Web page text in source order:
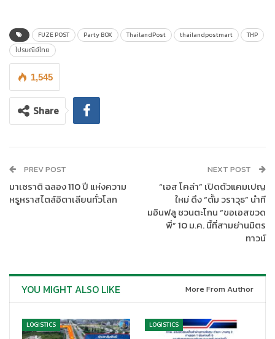
ดร.ดนันท์ สุภัทรพันธุ์ กรรมการผู้จัดการใหญ่ บริษัท ไปรษณีย์ไทย
จำกัดกล่าวว่า เพื่อส่งความสุขต้อนรับศักราชใหม่ ให้กับประชาชนคน
ไทยอย่างต่อเนื่อง ล่าสุด ไปรษณีย์ไทยเอาใจสายปาร์ตี้ด้วยชุดเซต
อาหารสด Party BOX ราคาพิเศษ ที่ประกอบด้วยอาหารสด 4 เซต
จากภาคเหนือ ภาคกลาง และภาคใต้ รับประกันความสดใหม่ของสด
เหมือนตอนสั่ง โดยเซตแรกได้แก่ “
เมืองเหนือ จังหวัดเชียงใหม่ ราคา 599 บาท ในเซตประกอบด้วย แกง
ธานีกับ“ซีฟู้ดBOX
ได้แก่ หอยนางรมสด พร้อมเครื่องเคียง ปูม้า
ซีฟู้ด BOX
เสิร์ฟหอยนางรมแบบสด ๆ ให้ถึง 13
ตัว พร้อมเครื่องเคียง โดย “ซีฟู้ด
ราคาเซตละ 999 บาท และเซต
สุดท้าย คือ
ราคา 399 บาท เสิร์ฟความหวานจากขนม
ไทยต้นตำรับเมืองเพชรบุรี ได้แก่ ขนมหม้อแกงดั้งเดิม 4 รส ขนมหม้อ
แกงชีสเค้ก 2 รส และขนมฝอยทองไข่แดงชาววัง โดยทุกออร์เดอร์
องศา (Chill) 0 – 8 องศา และอุณหภูมิแบบแช่แข็ง (Frozen) -18
องศา
FUZE POST Party BOX ThailandPost thailandpostmart
THP
ไปรษณีย์ไทย
1,545
Share
PREV POST
มาเซราติ ฉลอง 110 ปี แห่งความ
หรูหราสไตล์อิตาเลียนทั่วโลก
NEXT POST
“เอส โคล่า” เปิดตัวแคมเปญ
ใหม่ ดึง “ตั้ม วราวุธ” นำที
มอินฟลู ชวนตะโกน “ขอเอสขวด
พี่” 10 ม.ค. นี้ที่สามย่านมิตร
ทาวน์
YOU MIGHT ALSO LIKE More From Author
LOGISTICS LOGISTICS